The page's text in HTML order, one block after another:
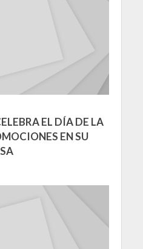
EL DÍA DE LA
EN SU